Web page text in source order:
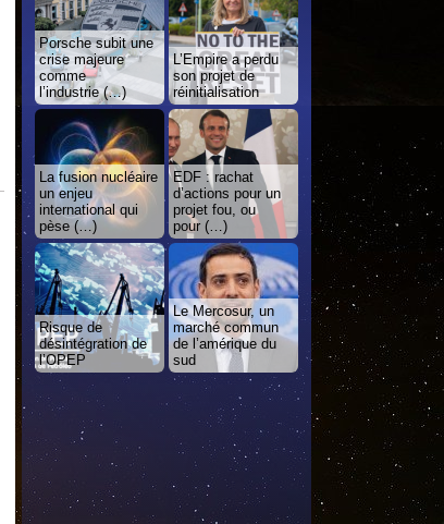
Porsche subit une
crise majeure
comme
l’industrie (…)
L’Empire a perdu
son projet de
réinitialisation
La fusion nucléaire
un enjeu
international qui
pèse (…)
EDF : rachat
d’actions pour un
projet fou, ou
pour (…)
Risque de
désintégration de
l’OPEP
Le Mercosur, un
marché commun
de l’amérique du
sud